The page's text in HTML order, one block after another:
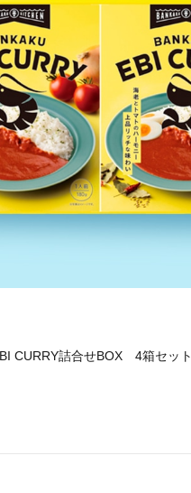
CURRY詰合せBOX 4箱セット